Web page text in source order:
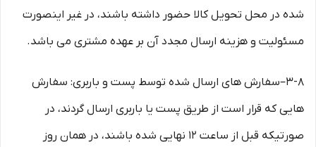
شده در محل تحویل کالا حضور داشته باشند، در غیر اینصورت
مسئولیت و هزینه ارسال مجدد آن بر عهده مشتری می باشد.
۳-۸–سفارش های ارسال شده توسط پست و باربری: سفارش
هایی که قرار است از طریق پست یا باربری ارسال گردند، در
صورتیکه قبل از ساعت ۱۲ نهایی شده باشند، در همان روز